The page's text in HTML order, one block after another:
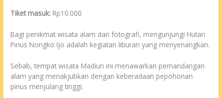
Tiket masuk: Rp10.000
Bagi penikmat wisata alam dan fotografi, mengunjungi Hutan
Pinus Nongko Ijo adalah kegiatan liburan yang menyenangkan.
Sebab, tempat wisata Madiun ini menawarkan pemandangan
alam yang menakjubkan dengan keberadaan pepohonan
pinus menjulang tinggi.